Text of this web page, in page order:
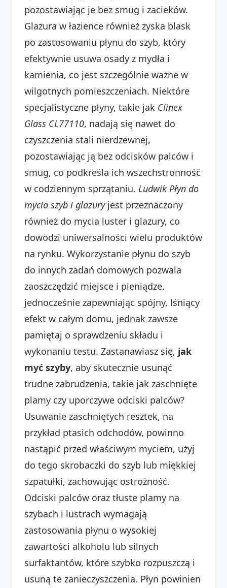
pozostawiając je bez smug i zacieków.
Glazura w łazience również zyska blask
po zastosowaniu płynu do szyb, który
efektywnie usuwa osady z mydła i
kamienia, co jest szczególnie ważne w
wilgotnych pomieszczeniach. Niektóre
specjalistyczne płyny, takie jak Clinex
Glass CL77110, nadają się nawet do
czyszczenia stali nierdzewnej,
pozostawiając ją bez odcisków palców i
smug, co podkreśla ich wszechstronność
w codziennym sprzątaniu. Ludwik Płyn do
mycia szyb i glazuryjest przeznaczony
również do mycia luster i glazury, co
dowodzi uniwersalności wielu produktów
na rynku. Wykorzystanie płynu do szyb
do innych zadań domowych pozwala
zaoszczędzić miejsce i pieniądze,
jednocześnie zapewniając spójny, lśniący
efekt w całym domu, jednak zawsze
pamiętaj o sprawdzeniu składu i
wykonaniu testu. Zastanawiasz się, jak
myć szyby, aby skutecznie usunąć
trudne zabrudzenia, takie jak zaschnięte
plamy czy uporczywe odciski palców?
Usuwanie zaschniętych resztek, na
przykład ptasich odchodów, powinno
nastąpić przed właściwym myciem, użyj
do tego skrobaczki do szyb lub miękkiej
szpatułki, zachowując ostrożność.
Odciski palców oraz tłuste plamy na
szybach i lustrach wymagają
zastosowania płynu o wysokiej
zawartości alkoholu lub silnych
surfaktantów, które szybko rozpuszczą i
usuną te zanieczyszczenia. Płyn powinien